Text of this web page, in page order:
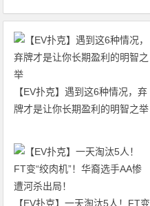
【EV扑克】遇到这6种情况，弃
牌才是让你长期盈利的明智之举
【EV扑克】一天淘汰5人！FT变